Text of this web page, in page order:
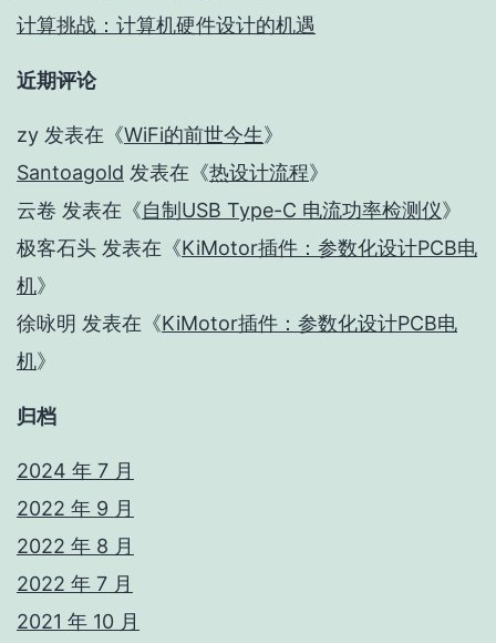
计算挑战：计算机硬件设计的机遇
近期评论
zy 发表在《WiFi的前世今生》
Santoagold 发表在《热设计流程》
云卷 发表在《自制USB Type-C 电流功率检测仪》
极客石头 发表在《KiMotor插件：参数化设计PCB电
机》
徐咏明 发表在《KiMotor插件：参数化设计PCB电
机》
归档
2024 年 7 月
2022 年 9 月
2022 年 8 月
2022 年 7 月
2021 年 10 月